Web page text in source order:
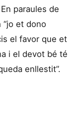
paraules de
“jo et dono
el favor que et
i el devot bé té
enllestit”.